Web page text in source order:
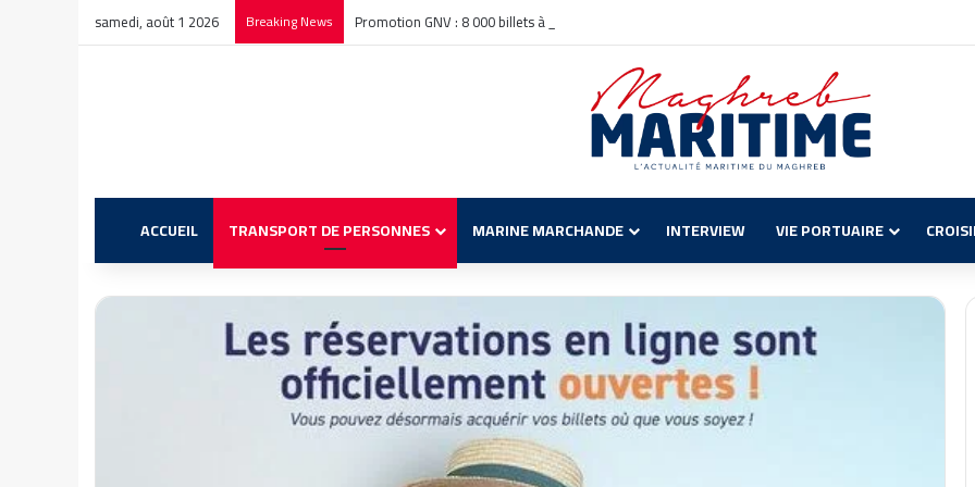
samedi, août 1 2026 Breaking News Promotion GNV : 8 000 billets à moitié prix pour l’Algérie
ACCUEIL TRANSPORT DE PERSONNES MARINE MARCHANDE INTERVIEW VIE PORTUAIRE